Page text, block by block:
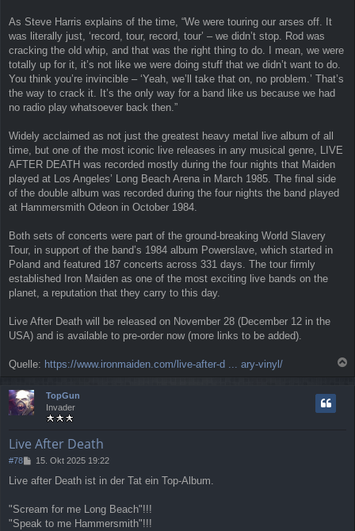
As Steve Harris explains of the time, “We were touring our arses off. It
was literally just, ‘record, tour, record, tour’ – we didn’t stop. Rod was
cracking the old whip, and that was the right thing to do. I mean, we were
totally up for it, it’s not like we were doing stuff that we didn’t want to do.
You think you’re invincible – ‘Yeah, we’ll take that on, no problem.’ That’s
the way to crack it. It’s the only way for a band like us because we had
no radio play whatsoever back then.”
Widely acclaimed as not just the greatest heavy metal live album of all
time, but one of the most iconic live releases in any musical genre, LIVE
AFTER DEATH was recorded mostly during the four nights that Maiden
played at Los Angeles’ Long Beach Arena in March 1985. The final side
of the double album was recorded during the four nights the band played
at Hammersmith Odeon in October 1984.
Both sets of concerts were part of the ground-breaking World Slavery
Tour, in support of the band’s 1984 album Powerslave, which started in
Poland and featured 187 concerts across 331 days. The tour firmly
established Iron Maiden as one of the most exciting live bands on the
planet, a reputation that they carry to this day.
Live After Death will be released on November 28 (December 12 in the
USA) and is available to pre-order now (more links to be added).
Quelle: https://www.ironmaiden.com/live-after-d ... ary-vinyl/
TopGun
Invader
Live After Death
#78
B
i
r
a
15. Okt 2025 19:22
Live after Death ist in der Tat ein Top-Album.
"Scream for me Long Beach"!!!
"Speak to me Hammersmith"!!!